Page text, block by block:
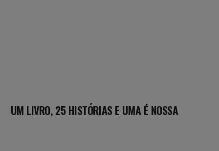
UM LIVRO, 25 HISTÓRIAS E UMA É NOSSA